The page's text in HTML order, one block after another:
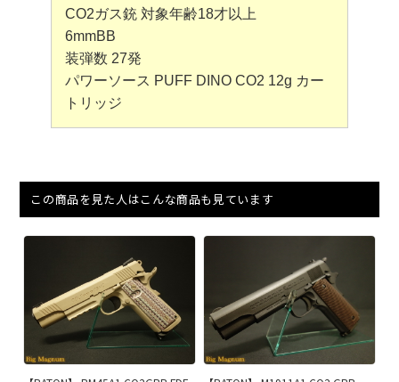
CO2ガス銃 対象年齢18才以上
6mmBB
装弾数 27発
パワーソース PUFF DINO CO2 12g カー
トリッジ
この商品を見た人はこんな商品も見ています